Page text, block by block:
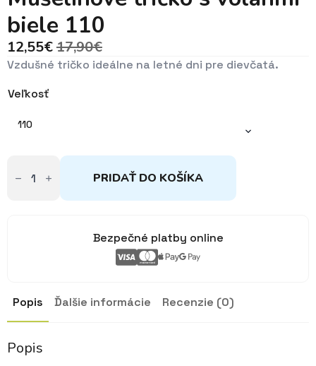
biele 110
17,90€
Pôvodná
cena
bola:
12,55€
Aktuálna
cena
je:
Vzdušné tričko ideálne na letné dni pre dievčatá.
Veľkosť
110
množstvo
Mušelínové
tričko PRIDAŤ DO KOŠÍKA
Bezpečné platby online
Popis Ďalšie informácie Recenzie (0)
Popis